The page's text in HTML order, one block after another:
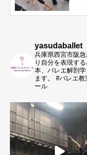
yasudaballet
兵庫県西宮市阪
り自分を表現す
本、バレエ解剖
ます。
#バレエ教
ール